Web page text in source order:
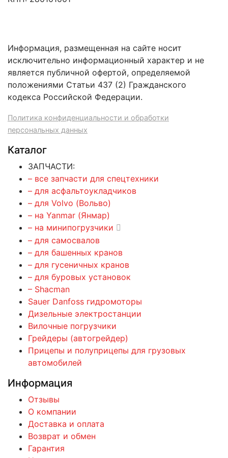
Информация, размещенная на сайте носит
исключительно информационный характер и не
является публичной офертой, определяемой
положениями Статьи 437 (2) Гражданского
кодекса Российской Федерации.
Политика конфиденциальности и обработки
персональных данных
Каталог
ЗАПЧАСТИ:
– все запчасти для спецтехники
– для асфальтоукладчиков
– для Volvo (Вольво)
– на Yanmar (Янмар)
– на минипогрузчики
– для самосвалов
– для башенных кранов
– для гусеничных кранов
– для буровых установок
– Shacman
Sauer Danfoss гидромоторы
Дизельные электростанции
Вилочные погрузчики
Грейдеры (автогрейдер)
Прицепы и полуприцепы для грузовых
автомобилей
Информация
Отзывы
О компании
Доставка и оплата
Возврат и обмен
Гарантия